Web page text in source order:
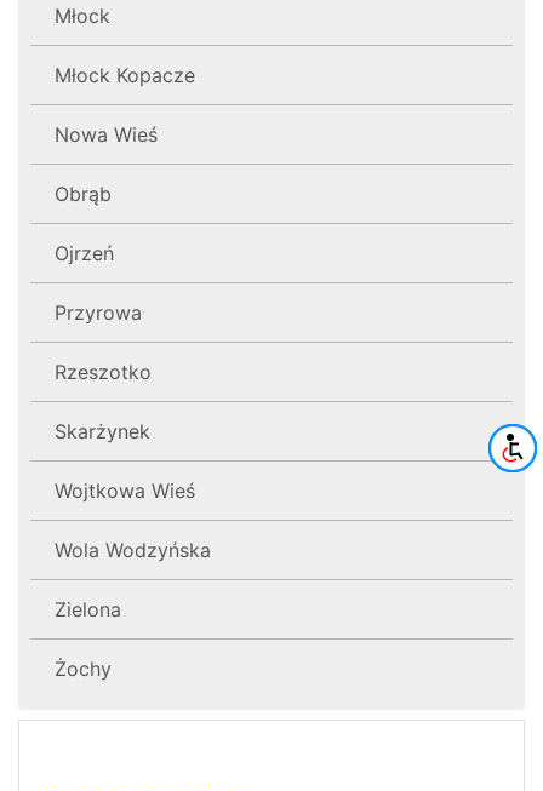
Młock
Młock Kopacze
Nowa Wieś
Obrąb
Ojrzeń
Przyrowa
Rzeszotko
Skarżynek
Wojtkowa Wieś
Wola Wodzyńska
Zielona
Żochy